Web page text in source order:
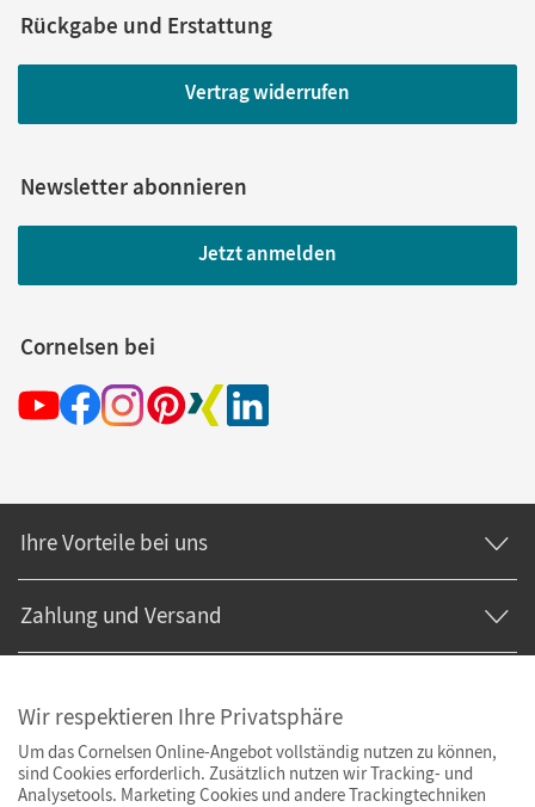
Rückgabe und Erstattung
Vertrag widerrufen
Newsletter abonnieren
Jetzt anmelden
Cornelsen bei
Ihre Vorteile bei uns
Zahlung und Versand
Wir respektieren Ihre Privatsphäre
Um das Cornelsen Online-Angebot vollständig nutzen zu können,
sind Cookies erforderlich. Zusätzlich nutzen wir Tracking- und
Analysetools. Marketing Cookies und andere Trackingtechniken